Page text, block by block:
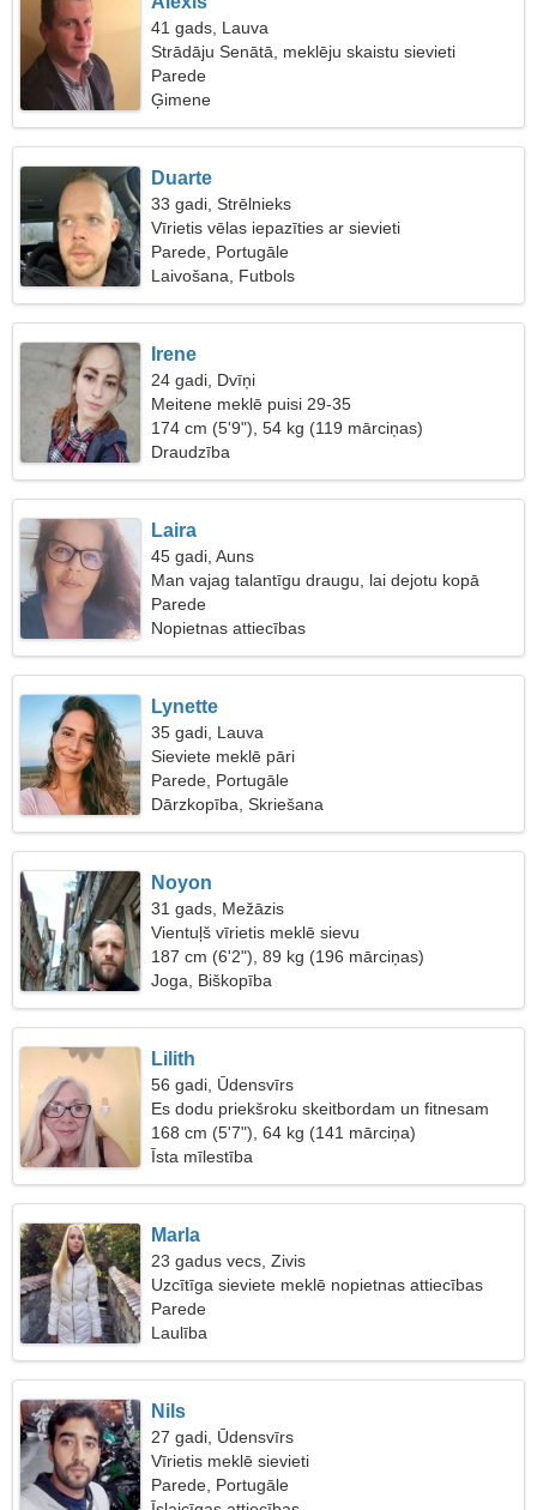
41 gads, Lauva
Strādāju Senātā, meklēju skaistu sievieti
Parede
Ģimene
Duarte
33 gadi, Strēlnieks
Vīrietis vēlas iepazīties ar sievieti
Parede, Portugāle
Laivošana, Futbols
Irene
24 gadi, Dvīņi
Meitene meklē puisi 29-35
174 cm (5'9"), 54 kg (119 mārciņas)
Draudzība
Laira
45 gadi, Auns
Man vajag talantīgu draugu, lai dejotu kopā
Parede
Nopietnas attiecības
Lynette
35 gadi, Lauva
Sieviete meklē pāri
Parede, Portugāle
Dārzkopība, Skriešana
Noyon
31 gads, Mežāzis
Vientuļš vīrietis meklē sievu
187 cm (6'2"), 89 kg (196 mārciņas)
Joga, Biškopība
Lilith
56 gadi, Ūdensvīrs
Es dodu priekšroku skeitbordam un fitnesam
168 cm (5'7"), 64 kg (141 mārciņa)
Īsta mīlestība
Marla
23 gadus vecs, Zivis
Uzcītīga sieviete meklē nopietnas attiecības
Parede
Laulība
Nils
27 gadi, Ūdensvīrs
Vīrietis meklē sievieti
Parede, Portugāle